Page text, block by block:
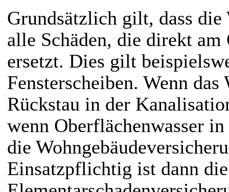
Grundsätzlich gilt, dass die
alle Schäden, die direkt am
ersetzt. Dies gilt
Fensterscheiben. Wenn das
Rückstau in der
wenn Oberflächenwasser
die
Einsatzpflichtig ist dann die